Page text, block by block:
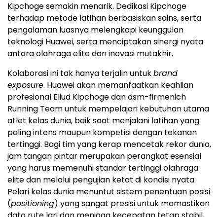
Kipchoge semakin menarik. Dedikasi Kipchoge
terhadap metode latihan berbasiskan sains, serta
pengalaman luasnya melengkapi keunggulan
teknologi Huawei, serta menciptakan sinergi nyata
antara olahraga elite dan inovasi mutakhir.
Kolaborasi ini tak hanya terjalin untukbrand
exposure. Huawei akan memanfaatkan keahlian
profesional Eliud Kipchoge dan dsm-firmenich
Running Team untuk mempelajari kebutuhan utama
atlet kelas dunia, baik saat menjalani latihan yang
paling intens maupun kompetisi dengan tekanan
tertinggi. Bagi tim yang kerap mencetak rekor dunia,
jam tangan pintar merupakan perangkat esensial
yang harus memenuhi standar tertinggi olahraga
elite dan melalui pengujian ketat di kondisi nyata.
Pelari kelas dunia menuntut sistem penentuan posisi
(positioning) yang sangat presisi untuk memastikan